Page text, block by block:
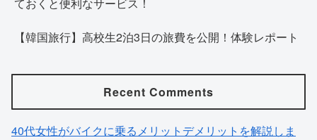
【韓国旅行】高校生2泊3日の旅費を公開！体験レポート
Recent Comments
40代女性がバイクに乗るメリットデメリットを解説しま